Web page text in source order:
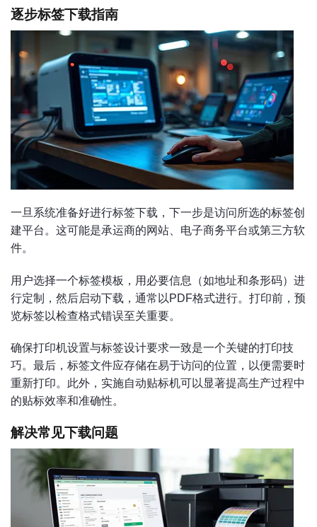
逐步标签下载指南
一旦系统准备好进行标签下载，下一步是访问所选的标签创
建平台。这可能是承运商的网站、电子商务平台或第三方软
件。
用户选择一个标签模板，用必要信息（如地址和条形码）进
行定制，然后启动下载，通常以PDF格式进行。打印前，预
览标签以检查格式错误至关重要。
确保打印机设置与标签设计要求一致是一个关键的打印技
巧。最后，标签文件应存储在易于访问的位置，以便需要时
重新打印。此外，实施自动贴标机可以显著提高生产过程中
的贴标效率和准确性。
解决常见下载问题